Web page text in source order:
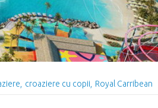
croaziere cu copii Royal Carribean